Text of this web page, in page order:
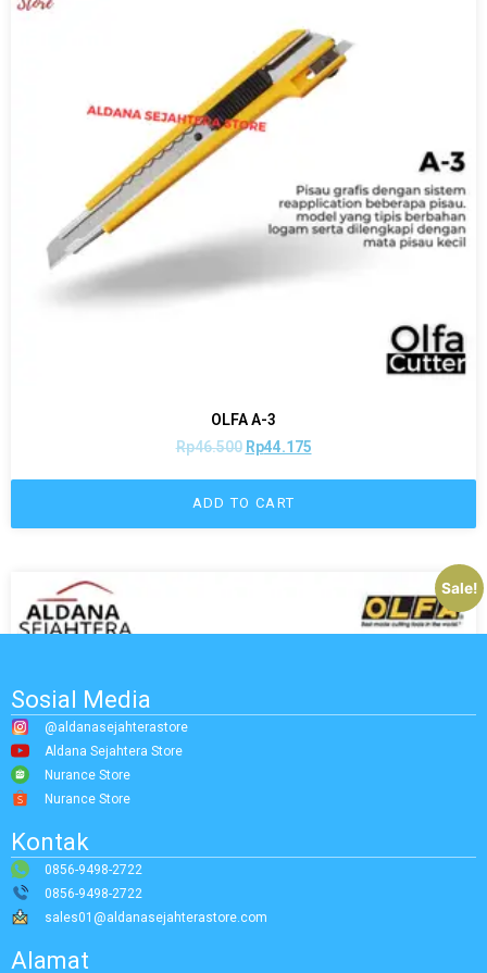
OLFA A-3
Rp46.500 Rp44.175
ADD TO CART
Sale!
Sosial Media
@aldanasejahterastore
Aldana Sejahtera Store
Nurance Store
Nurance Store
Kontak
0856-9498-2722
0856-9498-2722
sales01@aldanasejahterastore.com
Alamat